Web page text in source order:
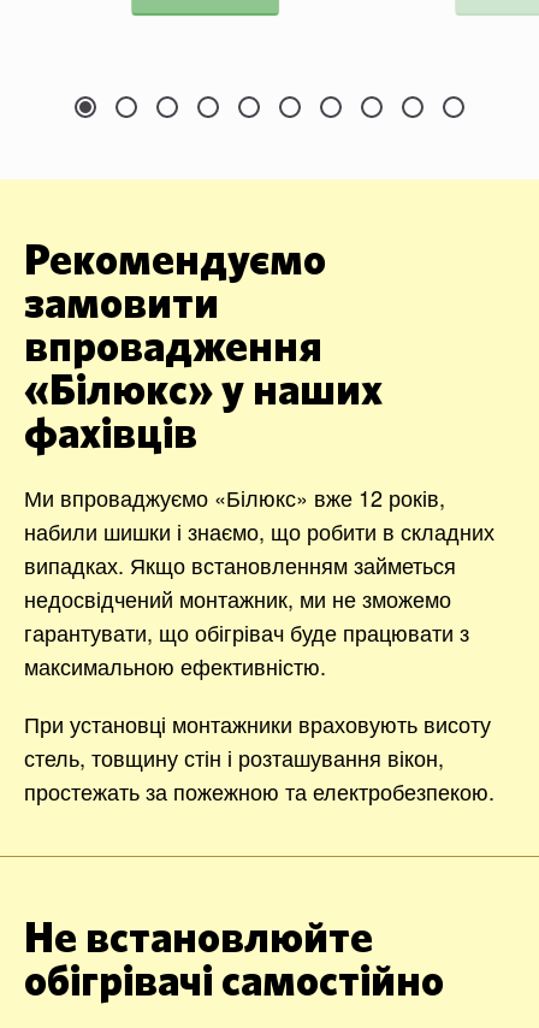
Рекомендуємо
замовити
впровадження
«Білюкс» у наших
фахівців
Ми впроваджуємо «Білюкс» вже 12 років,
набили шишки і знаємо, що робити в складних
випадках. Якщо встановленням займеться
недосвідчений монтажник, ми не зможемо
гарантувати, що обігрівач буде працювати з
максимальною ефективністю.
При установці монтажники враховують висоту
стель, товщину стін і розташування вікон,
простежать за пожежною та електробезпекою.
Не встановлюйте
обігрівачі самостійно